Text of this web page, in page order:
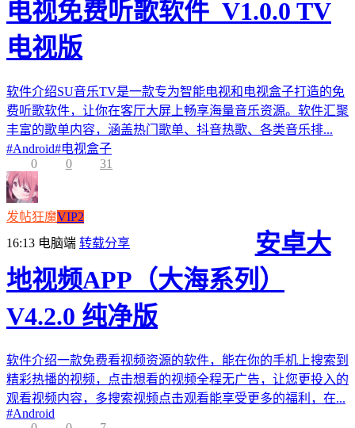
电视免费听歌软件_V1.0.0 TV
电视版
软件介绍SU音乐TV是一款专为智能电视和电视盒子打造的免
费听歌软件，让你在客厅大屏上畅享海量音乐资源。软件汇聚
丰富的歌单内容，涵盖热门歌单、抖音热歌、各类音乐排...
#Android#电视盒子
0
0 31
发帖狂魔VIP2
16:13 电脑端 转载分享
安卓大
地视频APP（大海系列）
V4.2.0 纯净版
软件介绍一款免费看视频资源的软件，能在你的手机上搜索到
精彩热播的视频，点击想看的视频全程无广告，让您更投入的
观看视频内容，多搜索视频点击观看能享受更多的福利，在...
#Android